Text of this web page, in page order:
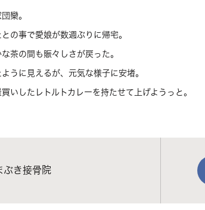
欒。
の事で愛娘が数週ぶりに帰宅。
茶の間も賑々しさが戻った。
うに見えるが、元気な様子に安堵。
いしたレトルトカレーを持たせて上げようっと。
ぶき接骨院